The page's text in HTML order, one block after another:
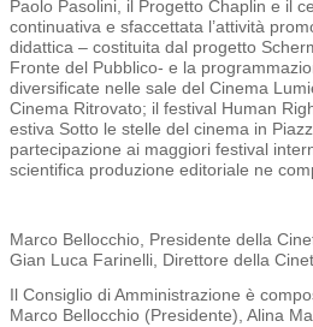
Paolo Pasolini, il Progetto Chaplin e il
continuativa e sfaccettata l’attività
didattica – costituita dal progetto
Fronte del Pubblico- e la
diversificate nelle sale del Cinema
Cinema Ritrovato; il festival Human
estiva Sotto le stelle del cinema in
partecipazione ai maggiori festival
scientifica produzione editoriale ne
Marco Bellocchio, Presidente della
Gian Luca Farinelli, Direttore della
Il Consiglio di Amministrazione è
Marco Bellocchio (Presidente), Alina